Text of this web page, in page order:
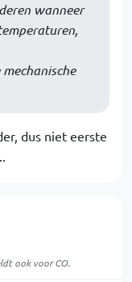
wanneer
dus niet eerste
ook voor CO.